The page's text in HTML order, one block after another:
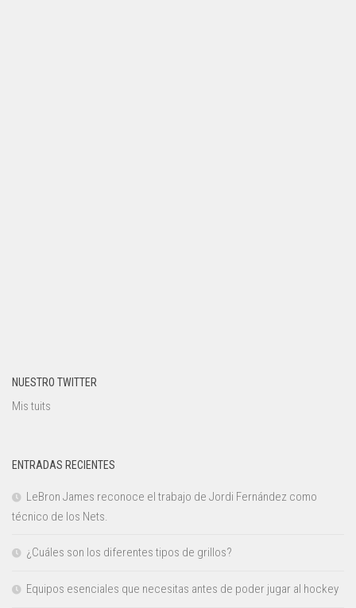
NUESTRO TWITTER
Mis tuits
ENTRADAS RECIENTES
LeBron James reconoce el trabajo de Jordi Fernández como
técnico de los Nets.
¿Cuáles son los diferentes tipos de grillos?
Equipos esenciales que necesitas antes de poder jugar al hockey